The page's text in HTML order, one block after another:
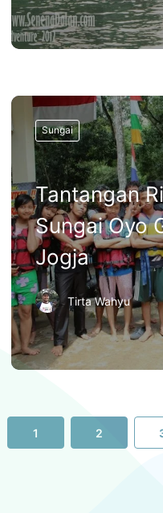
Sungai
Tantangan
Sungai Oyo
Jogja
Tirta Wahyu
Page
1 Page
2